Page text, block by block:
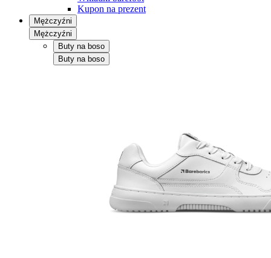
Kupon na prezent
Mężczyźni
Mężczyźni
Buty na boso
Buty na boso